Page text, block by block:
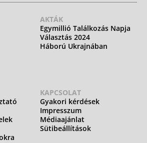
AKTÁK
Egymillió Találkozás Napja
Választás 2024
Háború Ukrajnában
KAPCSOLAT
Gyakori kérdések
Impresszum
Médiaajánlat
Sütibeállítások